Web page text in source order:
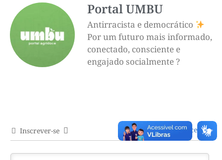
Portal UMBU
Antirracista e democrático
Por um futuro mais informado,
conectado, consciente e
engajado socialmente ?
Inscrever-se Acessar